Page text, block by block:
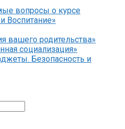
вопросы о курсе
Воспитание»
вашего родительства»
социализация»
Безопасность и